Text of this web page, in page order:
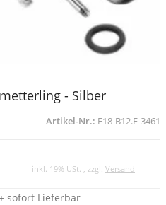
- Silber
Artikel-Nr.: F18-B12.F-3461
inkl. 19% USt. , zzgl. Versand
sofort Lieferbar